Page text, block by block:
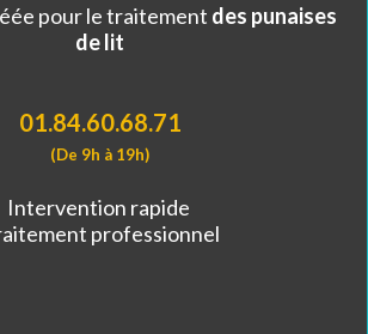
pour le traitement des punaises
de lit
01.84.60.68.71
(De 9h à 19h)
Intervention rapide
professionnel